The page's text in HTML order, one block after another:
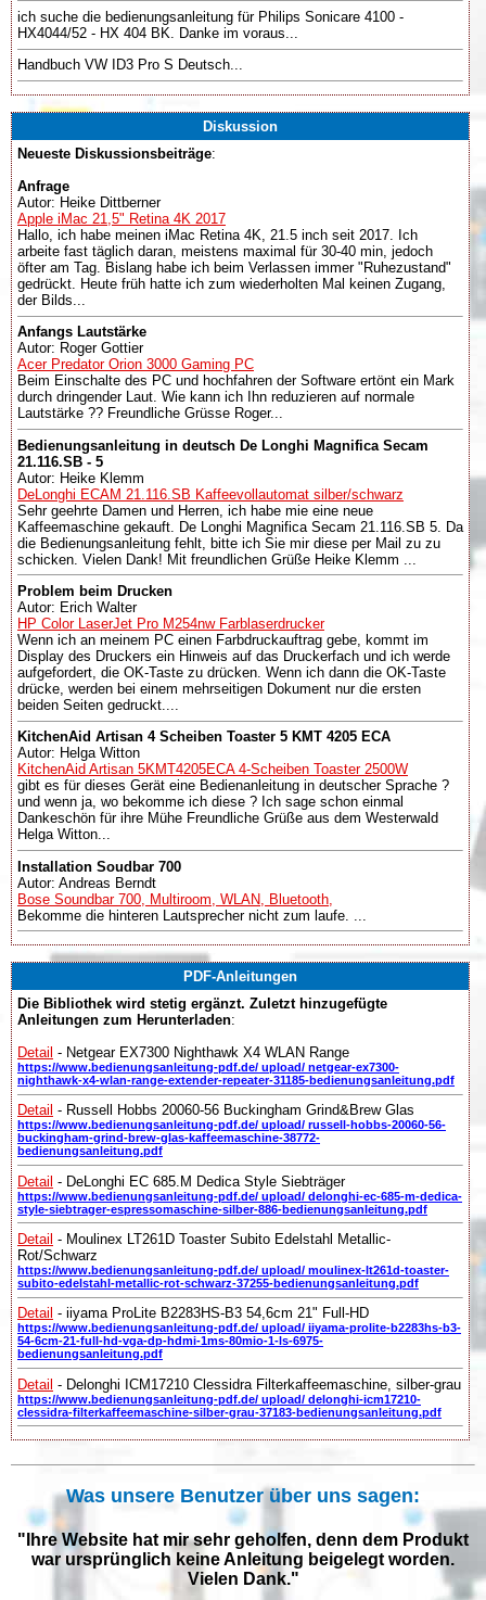
ich suche die bedienungsanleitung für Philips Sonicare 4100 -
HX4044/52 - HX 404 BK. Danke im voraus...
Handbuch VW ID3 Pro S Deutsch...
Diskussion
Neueste Diskussionsbeiträge:
Anfrage
Autor: Heike Dittberner
Apple iMac 21,5" Retina 4K 2017
Hallo, ich habe meinen iMac Retina 4K, 21.5 inch seit 2017. Ich
arbeite fast täglich daran, meistens maximal für 30-40 min, jedoch
öfter am Tag. Bislang habe ich beim Verlassen immer "Ruhezustand"
gedrückt. Heute früh hatte ich zum wiederholten Mal keinen Zugang,
der Bilds...
Anfangs Lautstärke
Autor: Roger Gottier
Acer Predator Orion 3000 Gaming PC
Beim Einschalte des PC und hochfahren der Software ertönt ein Mark
durch dringender Laut. Wie kann ich Ihn reduzieren auf normale
Lautstärke ?? Freundliche Grüsse Roger...
Bedienungsanleitung in deutsch De Longhi Magnifica Secam
21.116.SB - 5
Autor: Heike Klemm
DeLonghi ECAM 21.116.SB Kaffeevollautomat silber/schwarz
Sehr geehrte Damen und Herren, ich habe mie eine neue
Kaffeemaschine gekauft. De Longhi Magnifica Secam 21.116.SB 5. Da
die Bedienungsanleitung fehlt, bitte ich Sie mir diese per Mail zu zu
schicken. Vielen Dank! Mit freundlichen Grüße Heike Klemm ...
Problem beim Drucken
Autor: Erich Walter
HP Color LaserJet Pro M254nw Farblaserdrucker
Wenn ich an meinem PC einen Farbdruckauftrag gebe, kommt im
Display des Druckers ein Hinweis auf das Druckerfach und ich werde
aufgefordert, die OK-Taste zu drücken. Wenn ich dann die OK-Taste
drücke, werden bei einem mehrseitigen Dokument nur die ersten
beiden Seiten gedruckt....
KitchenAid Artisan 4 Scheiben Toaster 5 KMT 4205 ECA
Autor: Helga Witton
KitchenAid Artisan 5KMT4205ECA 4-Scheiben Toaster 2500W
gibt es für dieses Gerät eine Bedienanleitung in deutscher Sprache ?
und wenn ja, wo bekomme ich diese ? Ich sage schon einmal
Dankeschön für ihre Mühe Freundliche Grüße aus dem Westerwald
Helga Witton...
Installation Soudbar 700
Autor: Andreas Berndt
Bose Soundbar 700, Multiroom, WLAN, Bluetooth,
Bekomme die hinteren Lautsprecher nicht zum laufe. ...
PDF-Anleitungen
Die Bibliothek wird stetig ergänzt. Zuletzt hinzugefügte
Anleitungen zum Herunterladen:
Detail - Netgear EX7300 Nighthawk X4 WLAN Range
https://www.bedienungsanleitung-pdf.de/ upload/ netgear-ex7300-
nighthawk-x4-wlan-range-extender-repeater-31185-bedienungsanleitung.pdf
Detail - Russell Hobbs 20060-56 Buckingham Grind&Brew Glas
https://www.bedienungsanleitung-pdf.de/ upload/ russell-hobbs-20060-56-
buckingham-grind-brew-glas-kaffeemaschine-38772-
bedienungsanleitung.pdf
Detail - DeLonghi EC 685.M Dedica Style Siebträger
https://www.bedienungsanleitung-pdf.de/ upload/ delonghi-ec-685-m-dedica-
style-siebtrager-espressomaschine-silber-886-bedienungsanleitung.pdf
Detail - Moulinex LT261D Toaster Subito Edelstahl Metallic-
Rot/Schwarz
https://www.bedienungsanleitung-pdf.de/ upload/ moulinex-lt261d-toaster-
subito-edelstahl-metallic-rot-schwarz-37255-bedienungsanleitung.pdf
Detail - iiyama ProLite B2283HS-B3 54,6cm 21" Full-HD
https://www.bedienungsanleitung-pdf.de/ upload/ iiyama-prolite-b2283hs-b3-
54-6cm-21-full-hd-vga-dp-hdmi-1ms-80mio-1-ls-6975-
bedienungsanleitung.pdf
Detail - Delonghi ICM17210 Clessidra Filterkaffeemaschine, silber-grau
https://www.bedienungsanleitung-pdf.de/ upload/ delonghi-icm17210-
clessidra-filterkaffeemaschine-silber-grau-37183-bedienungsanleitung.pdf
Was unsere Benutzer über uns sagen:
"Ihre Website hat mir sehr geholfen, denn dem Produkt
war ursprünglich keine Anleitung beigelegt worden.
Vielen Dank."